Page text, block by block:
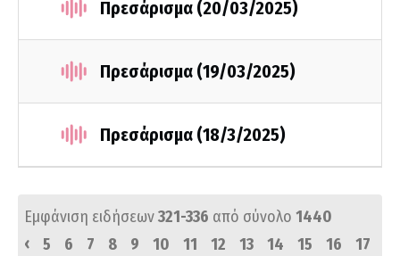
Πρεσάρισμα (20/03/2025)
Πρεσάρισμα (19/03/2025)
Πρεσάρισμα (18/3/2025)
Εμφάνιση ειδήσεων321-336 από σύνολο 1440
‹
5 6 7 8 9 10 11 12 13 14 15 16
17